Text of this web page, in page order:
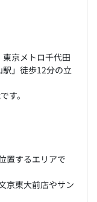
京メトロ千代田
」徒歩12分の立
す。
置するエリアで
京東大前店やサン